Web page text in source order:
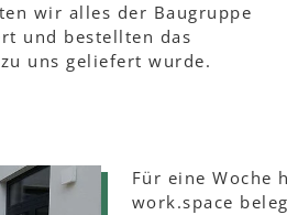
wir alles der Baugruppe
und bestellten das
uns geliefert wurde.
Für eine Woche
work.space